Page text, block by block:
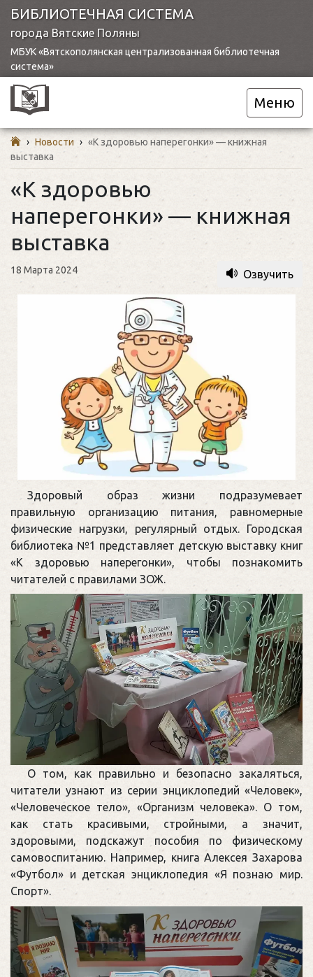
БИБЛИОТЕЧНАЯ СИСТЕМА
города Вятские Поляны
МБУК «Вятскополянская централизованная библиотечная
система»
Меню
› Новости › «К здоровью наперегонки» — книжная
выставка
«К здоровью
наперегонки» — книжная
выставка
18 Марта 2024 Озвучить
Здоровый образ жизни подразумевает
правильную организацию питания, равномерные
физические нагрузки, регулярный отдых. Городская
библиотека №1 представляет детскую выставку книг
«К здоровью наперегонки», чтобы познакомить
читателей с правилами ЗОЖ.
О том, как правильно и безопасно закаляться,
читатели узнают из серии энциклопедий «Человек»,
«Человеческое тело», «Организм человека». О том,
как стать красивыми, стройными, а значит,
здоровыми, подскажут пособия по физическому
самовоспитанию. Например, книга Алексея Захарова
«Футбол» и детская энциклопедия «Я познаю мир.
Спорт».